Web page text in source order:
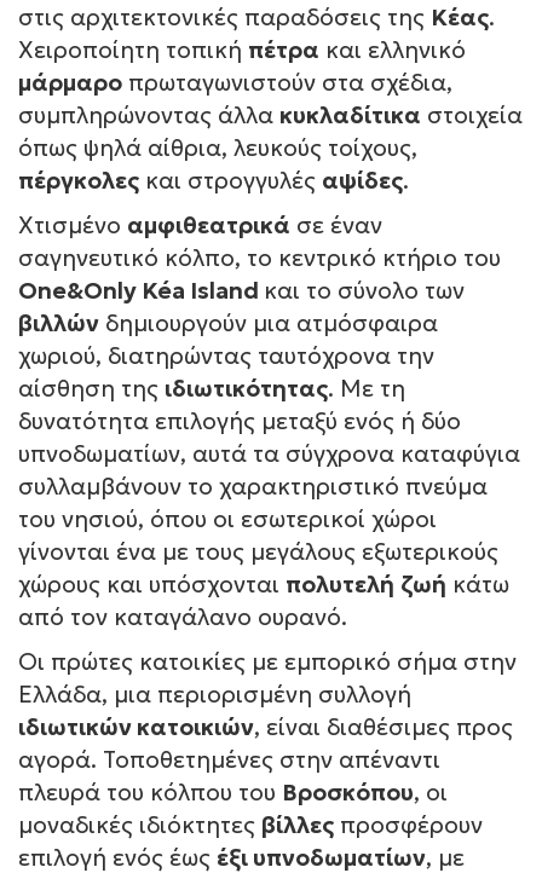
στις αρχιτεκτονικές παραδόσεις της Κέας.
Χειροποίητη τοπική πέτρα και ελληνικό
μάρμαρο πρωταγωνιστούν στα σχέδια,
συμπληρώνοντας άλλα κυκλαδίτικα στοιχεία
όπως ψηλά αίθρια, λευκούς τοίχους,
πέργκολες και στρογγυλές αψίδες.
Χτισμένο αμφιθεατρικά σε έναν
σαγηνευτικό κόλπο, το κεντρικό κτήριο του
One&Only Kéa Island και το σύνολο των
βιλλών δημιουργούν μια ατμόσφαιρα
χωριού, διατηρώντας ταυτόχρονα την
αίσθηση της ιδιωτικότητας. Με τη
δυνατότητα επιλογής μεταξύ ενός ή δύο
υπνοδωματίων, αυτά τα σύγχρονα καταφύγια
συλλαμβάνουν το χαρακτηριστικό πνεύμα
του νησιού, όπου οι εσωτερικοί χώροι
γίνονται ένα με τους μεγάλους εξωτερικούς
χώρους και υπόσχονται πολυτελή ζωή κάτω
από τον καταγάλανο ουρανό.
Οι πρώτες κατοικίες με εμπορικό σήμα στην
Ελλάδα, μια περιορισμένη συλλογή
ιδιωτικών κατοικιών, είναι διαθέσιμες προς
αγορά. Τοποθετημένες στην απέναντι
πλευρά του κόλπου του Βροσκόπου, οι
μοναδικές ιδιόκτητες βίλλες προσφέρουν
επιλογή ενός έως έξι υπνοδωματίων, με